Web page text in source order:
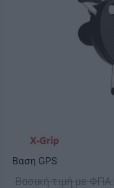
Βαση GPS
Βασική τιμή με ΦΠΑ: